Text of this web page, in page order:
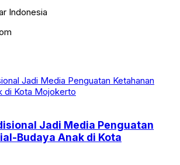
Indonesia
Jadi Media Penguatan
Budaya Anak di Kota